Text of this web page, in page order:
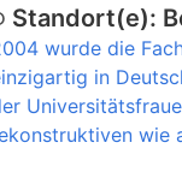
Standort(e):
wurde die
in
wie